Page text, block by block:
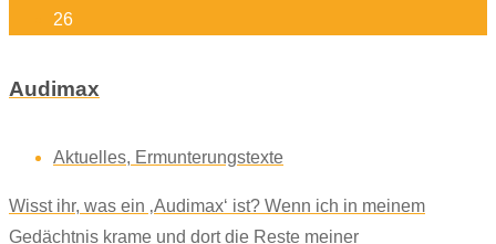
26
Audimax
Aktuelles, Ermunterungstexte
Wisst ihr, was ein ‚Audimax‘ ist? Wenn ich in meinem
Gedächtnis krame und dort die Reste meiner